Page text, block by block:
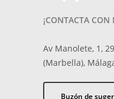
¡CONTACTA CON
Av Manolete, 1,
(Marbella),
Buzón de